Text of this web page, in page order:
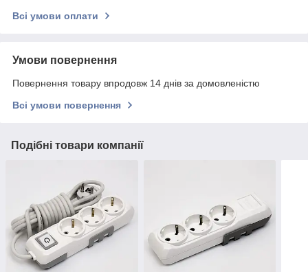
Всі умови оплати
Умови повернення
Повернення товару впродовж 14 днів за домовленістю
Всі умови повернення
Подібні товари компанії